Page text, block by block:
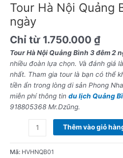
Tour Hà Nội Quảng
ngày
Chỉ từ 1.750.000 ₫
Tour Hà Nội Quảng Bình 3 đêm 2
nhiều đoàn lựa chọn. Và đánh giá
nhất. Tham gia tour là bạn có thể
tiền ẩn trong lòng di sản Phong
miễn phí thông tin du lịch Quảng
918805368 Mr.Dzũng.
Thêm vào giỏ
Mã: HVHNQB01